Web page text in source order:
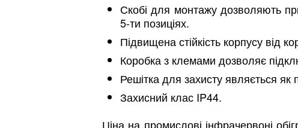
Скобі для монтажу дозволяють
5-ти позиціях.
Підвищена стійкість корпусу від
Коробка з клемами дозволяє
Решітка для захисту являється як
Захисний клас IP44.
Ціна на промислові інфрачервоні
Київ
Область